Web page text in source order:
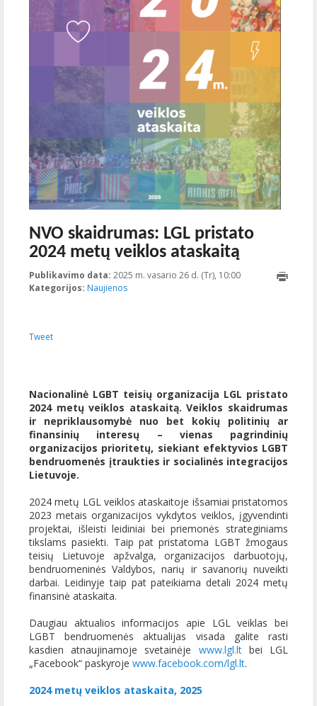
NVO skaidrumas: LGL pristato
2024 metų veiklos ataskaitą
Publikavimo data: 2025 m. vasario 26 d. (Tr), 10:00
Kategorijos: Naujienos
Tweet
Nacionalinė LGBT teisių organizacija LGL pristato
2024 metų veiklos ataskaitą. Veiklos skaidrumas
ir nepriklausomybė nuo bet kokių politinių ar
finansinių interesų – vienas pagrindinių
organizacijos prioritetų, siekiant efektyvios LGBT
bendruomenės įtraukties ir socialinės integracijos
Lietuvoje.
2024 metų LGL veiklos ataskaitoje išsamiai pristatomos
2023 metais organizacijos vykdytos veiklos, įgyvendinti
projektai, išleisti leidiniai bei priemonės strateginiams
tikslams pasiekti. Taip pat pristatoma LGBT žmogaus
teisių Lietuvoje apžvalga, organizacijos darbuotojų,
bendruomeninės Valdybos, narių ir savanorių nuveikti
darbai. Leidinyje taip pat pateikiama detali 2024 metų
finansinė ataskaita.
Daugiau aktualios informacijos apie LGL veiklas bei
LGBT bendruomenės aktualijas visada galite rasti
kasdien atnaujinamoje svetainėje www.lgl.ltbei LGL
„Facebook“ paskyroje www.facebook.com/lgl.lt.
2024 metų veiklos ataskaita, 2025